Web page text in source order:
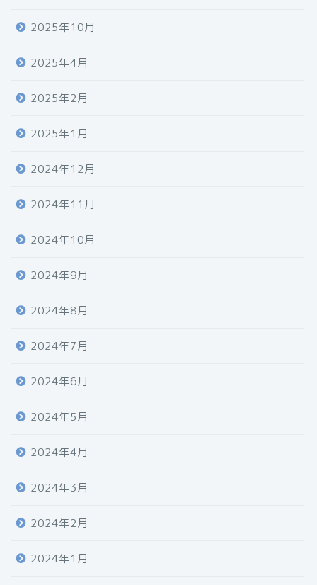
2025年10月
2025年4月
2025年2月
2025年1月
2024年12月
2024年11月
2024年10月
2024年9月
2024年8月
2024年7月
2024年6月
2024年5月
2024年4月
2024年3月
2024年2月
2024年1月